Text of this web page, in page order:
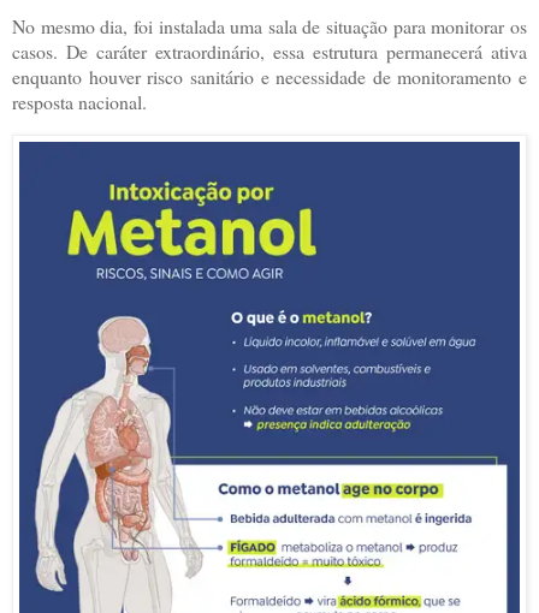
No mesmo dia, foi instalada uma sala de situação para monitorar os
casos. De caráter extraordinário, essa estrutura permanecerá ativa
enquanto houver risco sanitário e necessidade de monitoramento e
resposta nacional.